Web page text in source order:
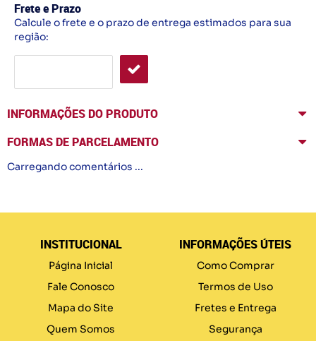
Frete e Prazo
Calcule o frete e o prazo de entrega estimados para sua
região:
INFORMAÇÕES DO PRODUTO
FORMAS DE PARCELAMENTO
Carregando comentários ...
INSTITUCIONAL
Página Inicial
Fale Conosco
Mapa do Site
Quem Somos
INFORMAÇÕES ÚTEIS
Como Comprar
Termos de Uso
Fretes e Entrega
Segurança